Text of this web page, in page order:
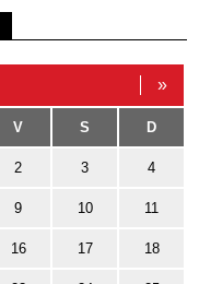
»
V S D
2 3 4
9 10 11
16 17 18